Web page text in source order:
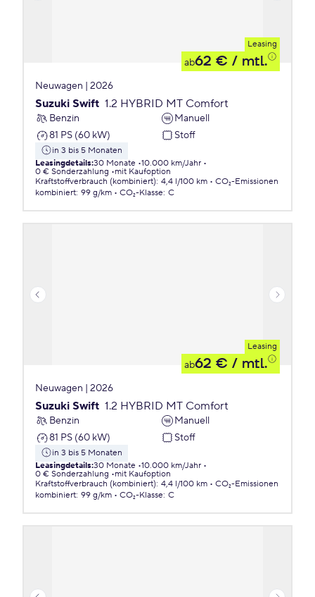
Leasing
ab62 € / mtl.
Neuwagen | 2026
Suzuki Swift 1.2 HYBRID MT Comfort
Benzin
Manuell
81 PS (60 kW)
Stoff
in 3 bis 5 Monaten
Leasingdetails:30 Monate 10.000 km/Jahr
0 € Sonderzahlung
mit Kaufoption
Kraftstoffverbrauch (kombiniert): 4,4 l/100 km
CO₂-Emissionen
kombiniert: 99 g/km CO₂-Klasse: C
Leasing
ab62 € / mtl.
Neuwagen | 2026
Suzuki Swift 1.2 HYBRID MT Comfort
Benzin
Manuell
81 PS (60 kW)
Stoff
in 3 bis 5 Monaten
Leasingdetails:30 Monate 10.000 km/Jahr
0 € Sonderzahlung
mit Kaufoption
Kraftstoffverbrauch (kombiniert): 4,4 l/100 km
CO₂-Emissionen
kombiniert: 99 g/km CO₂-Klasse: C